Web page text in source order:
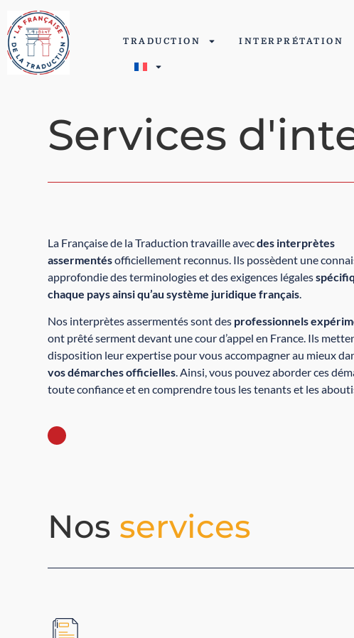
TRADUCTION INTERPRÉTATION
Services
La Française de la Traduction travaille avecdes interprètes
assermentésofficiellement reconnus. Ils possèdent une
approfondie des terminologies et des exigences légales
chaque pays ainsi qu’au système juridique français
Nos interprètes assermentés sont des professionnels
ont prêté serment devant une cour d’appel en France. Ils
disposition leur expertise pour vous accompagner au mieux
vos démarches officielles. Ainsi, vous pouvez aborder ces
toute confiance et en comprendre tous les tenants et les
Nos services